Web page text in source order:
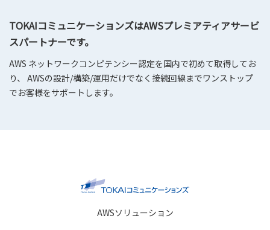
TOKAIコミュニケーションズはAWSプレミアティアサービ
スパートナーです。
AWS ネットワークコンピテンシー認定を国内で初めて取得してお
り、 AWSの設計/構築/運用だけでなく接続回線までワンストップ
でお客様をサポートします。
AWSソリューション